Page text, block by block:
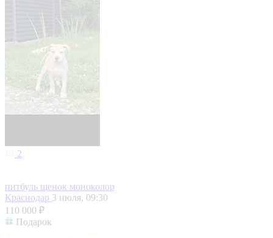
2
питбуль щенок моноколор
Краснодар 3 июля, 09:30
110 000 ₽
Подарок